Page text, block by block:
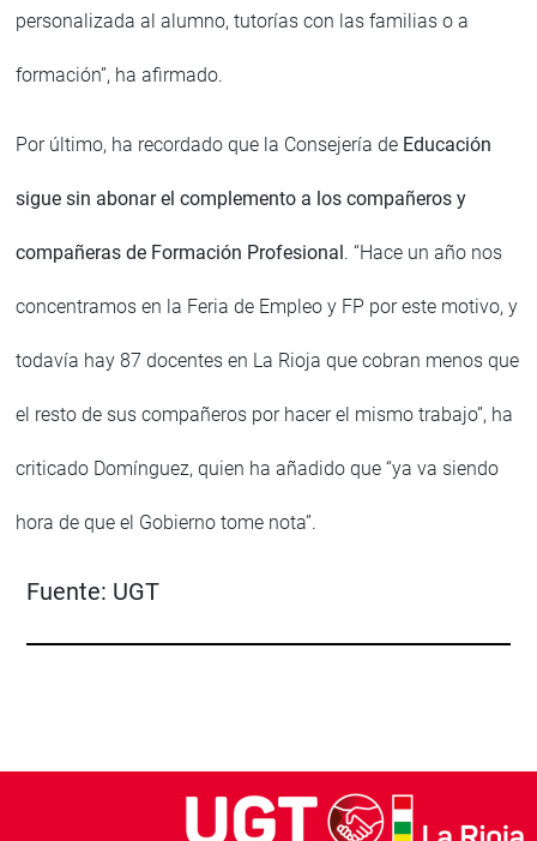
personalizada al alumno, tutorías con las familias o a
formación”, ha afirmado.
Por último, ha recordado que la Consejería de Educación
sigue sin abonar el complemento a los compañeros y
compañeras de Formación Profesional. “Hace un año nos
concentramos en la Feria de Empleo y FP por este motivo, y
todavía hay 87 docentes en La Rioja que cobran menos que
el resto de sus compañeros por hacer el mismo trabajo”, ha
criticado Domínguez, quien ha añadido que “ya va siendo
hora de que el Gobierno tome nota”.
Fuente: UGT